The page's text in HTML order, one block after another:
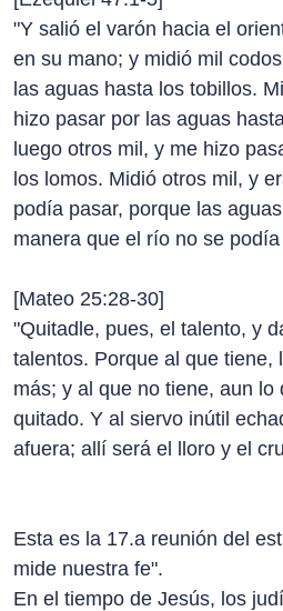
"Y salió el varón hacia el
en su mano; y midió mil
las aguas hasta los tobillos.
hizo pasar por las aguas
luego otros mil, y me hizo
los lomos. Midió otros mil, y
podía pasar, porque las
manera que el río no se
[Mateo 25:28-30]
"Quitadle, pues, el talento, y
talentos. Porque al que tiene,
más; y al que no tiene, aun lo
quitado. Y al siervo inútil
afuera; allí será el lloro y el
Esta es la 17.a reunión del
mide nuestra fe".
En el tiempo de Jesús, los